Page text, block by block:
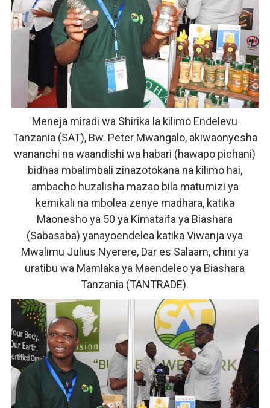
TBS YAHIMIZA WAJASIRIAMALI KUTHIBITISHA UBORA
WMA YAWAFUNDISHA WATOTO VIPIMO: NAIBU
TBS YAWAHIMIZA WAJASIRIAMALI KUOMBA ALAMA
NAIBU KATIBU MKUU UJENZI ARIDHISHWA NA
DKT. MSONDE: TBA NI KITOVU CHA FURSA ZA
Waziri Kabudi: Kilosa Iendelee Kulinda Amani,
HABARI ZILIZOPEWA UZITO WA JUU KATIKA
PINDA APONGEZA TVLA KWA KUJENGA UWEZO WA
Meneja miradi wa Shirika la kilimo Endelevu
Tanzania (SAT), Bw. Peter Mwangalo, akiwaonyesha
wananchi na waandishi wa habari (hawapo pichani)
bidhaa mbalimbali zinazotokana na kilimo hai,
ambacho huzalisha mazao bila matumizi ya
kemikali na mbolea zenye madhara, katika
Maonesho ya 50 ya Kimataifa ya Biashara
(Sabasaba) yanayoendelea katika Viwanja vya
Mwalimu Julius Nyerere, Dar es Salaam, chini ya
uratibu wa Mamlaka ya Maendeleo ya Biashara
Tanzania (TANTRADE).